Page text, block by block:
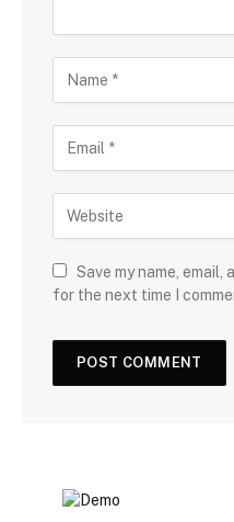
Save my name,
for the next time I